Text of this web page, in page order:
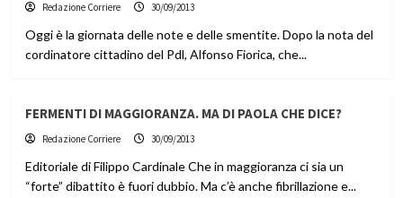
Redazione Corriere 30/09/2013
Oggi è la giornata delle note e delle smentite. Dopo la nota del
cordinatore cittadino del Pdl, Alfonso Fiorica, che...
FERMENTI DI MAGGIORANZA. MA DI PAOLA CHE DICE?
Redazione Corriere 30/09/2013
Editoriale di Filippo Cardinale Che in maggioranza ci sia un
“forte” dibattito è fuori dubbio. Ma c’è anche fibrillazione e...